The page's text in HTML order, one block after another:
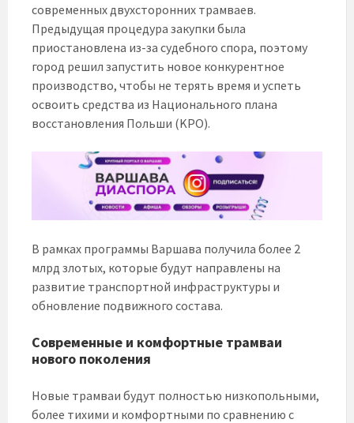
современных двухсторонних трамваев.
Предыдущая процедура закупки была
приостановлена из-за судебного спора, поэтому
город решил запустить новое конкурентное
производство, чтобы не терять время и успеть
освоить средства из Национального плана
восстановления Польши (KPO).
В рамках программы Варшава получила более 2
млрд злотых, которые будут направлены на
развитие транспортной инфраструктуры и
обновление подвижного состава.
Современные и комфортные трамваи
нового поколения
Новые трамваи будут полностью низкопольными,
более тихими и комфортными по сравнению с